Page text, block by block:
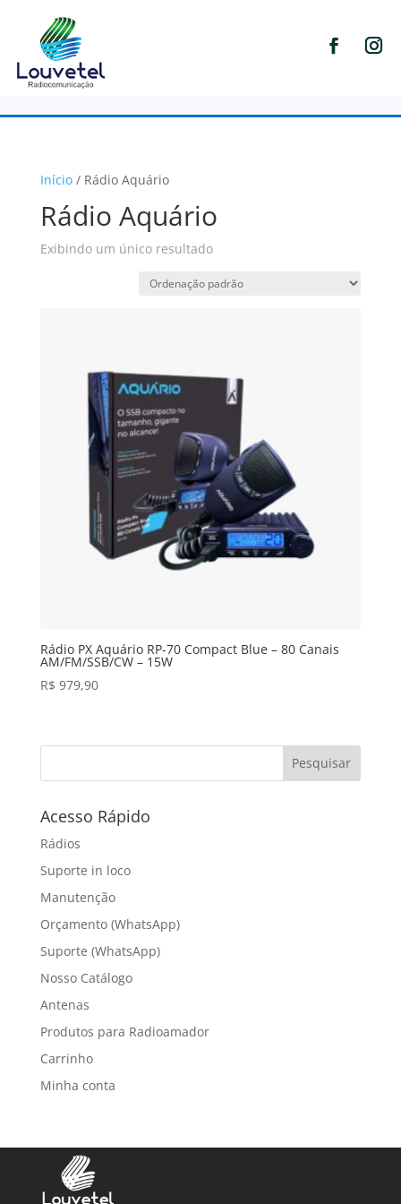
Início/ Rádio Aquário
Rádio Aquário
Exibindo um único resultado
Rádio PX Aquário RP-70 Compact Blue – 80 Canais
AM/FM/SSB/CW – 15W
R$ 979,90
Pesquisar
Acesso Rápido
Rádios
Suporte in loco
Manutenção
Orçamento (WhatsApp)
Suporte (WhatsApp)
Nosso Catálogo
Antenas
Produtos para Radioamador
Carrinho
Minha conta